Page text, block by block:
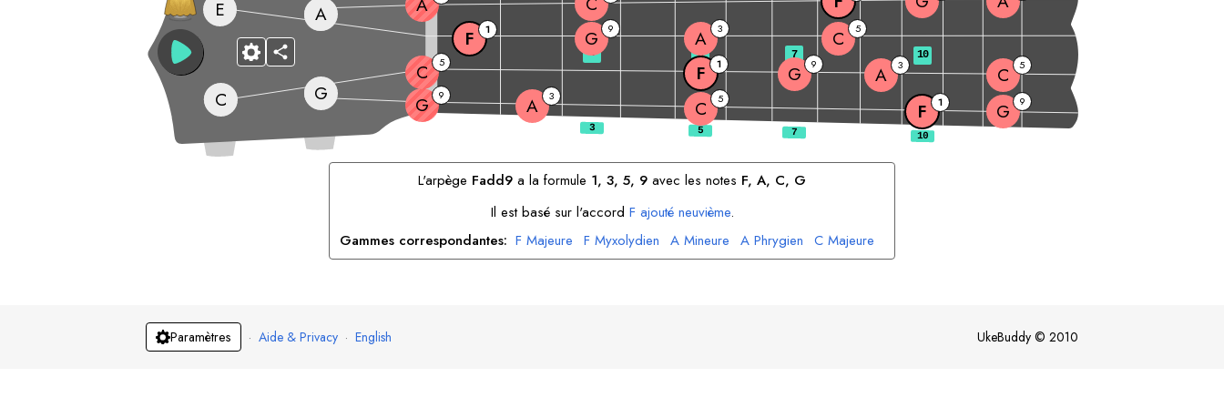
G G 9 A 3
C 5
F 1 G 9
C
C 5 F 1 G 9 A 3 C 5
E
F
1 G 9 A 3 C 5
A
3 5 7 10
L'arpège Fadd9 a la formule 1, 3, 5, 9 avec les notes F, A, C, G
Il est basé sur l'accord Fajouté neuvième.
Gammes correspondantes: F Majeure F Myxolydien A Mineure A Phrygien C Majeure
C Dorien G Mineure G Dorien
Paramètres · Aide & Privacy · English UkeBuddy © 2010